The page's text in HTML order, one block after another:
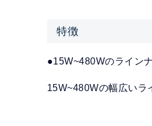
特徴
●15W~480Wのライン
15W~480Wの幅広いラ